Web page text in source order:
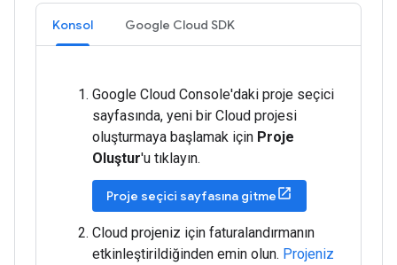
Konsol Google Cloud SDK
Google Cloud Console'daki proje seçici
sayfasında, yeni bir Cloud projesi
oluşturmaya başlamak için Proje
Oluştur'u tıklayın.
Proje seçici sayfasına gitme
Cloud projeniz için faturalandırmanın
etkinleştirildiğinden emin olun. Projeniz